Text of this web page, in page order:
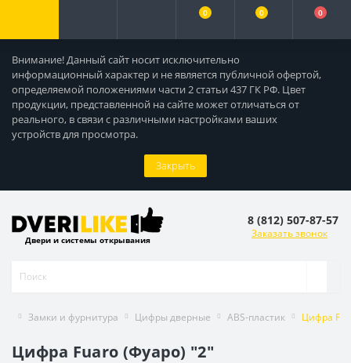
Внимание! Данный сайт носит исключительно
информационный характер и не является публичной офертой,
определяемой положениями части 2 статьи 437 ГК РФ. Цвет
продукции, представленной на сайте может отличаться от
реального, в связи с различными настройками ваших
устройств для просмотра.
Закрыть
0 0 0
Двери и системы открывания
8 (812) 507-87-57
Заказать звонок
Замки и фурнитура Цифры дверные ABS-пластик Цифра
Цифра Fuaro (Фуаро) "2"